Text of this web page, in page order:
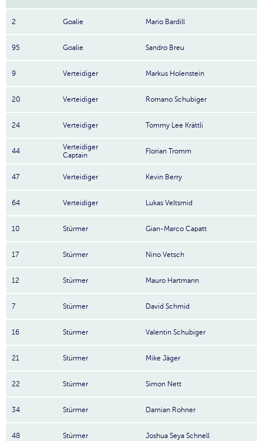
2 Goalie Mario Bardill
95 Goalie Sandro Breu
9 Verteidiger Markus Holenstein
20 Verteidiger Romano Schubiger
24 Verteidiger Tommy Lee Krättli
44
Verteidiger
Captain
Florian Tromm
47 Verteidiger Kevin Berry
64 Verteidiger Lukas Veltsmid
10 Stürmer Gian-Marco Capatt
17 Stürmer Nino Vetsch
12 Stürmer Mauro Hartmann
7 Stürmer David Schmid
16 Stürmer Valentin Schubiger
21 Stürmer Mike Jäger
22 Stürmer Simon Nett
34 Stürmer Damian Rohner
48 Stürmer Joshua Seya Schnell